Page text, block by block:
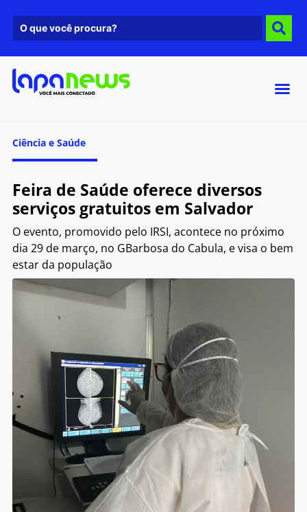
Ciência e Saúde
Feira de Saúde oferece diversos
serviços gratuitos em Salvador
O evento, promovido pelo IRSI, acontece no próximo
dia 29 de março, no GBarbosa do Cabula, e visa o bem
estar da população